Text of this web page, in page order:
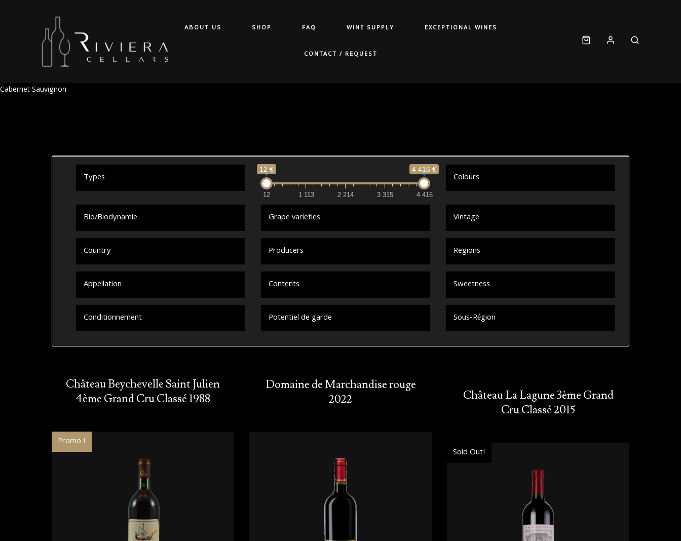
ABOUT US SHOP FAQ WINE SUPPLY EXCEPTIONAL WINES
CONTACT / REQUEST
Cabernet Sauvignon
Types
12 € 4 416 €
12 1 113 2 214 3 315 4 416
Colours
Bio/Biodynamie Grape varieties Vintage
Country Producers Regions
Appellation Contents Sweetness
Conditionnement Potentiel de garde Sous-Région
Château Beychevelle Saint Julien
4ème Grand Cru Classé 1988
Promo !
Domaine de Marchandise rouge
2022
Château La Lagune 3ème Grand
Cru Classé 2015
Sold Out!